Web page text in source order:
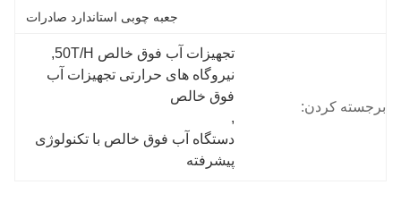
جعبه چوبی استاندارد صادرات
برجسته کردن:
تجهیزات آب فوق خالص 50T/H
,
فوق خالص
,
پیشرفته